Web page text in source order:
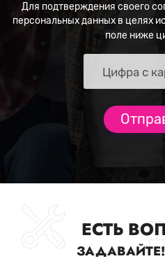
Для подтверждения своего
персональных данных в целях
поле ниже
ЕСТЬ